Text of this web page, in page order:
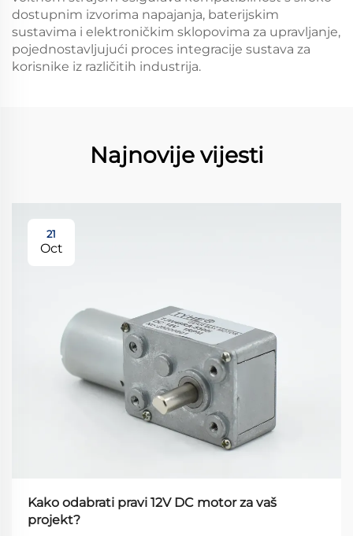
dostupnim izvorima napajanja, baterijskim
sustavima i elektroničkim sklopovima za upravljanje,
pojednostavljujući proces integracije sustava za
korisnike iz različitih industrija.
Najnovije vijesti
21
Oct
Kako odabrati pravi 12V DC motor za vaš
projekt?